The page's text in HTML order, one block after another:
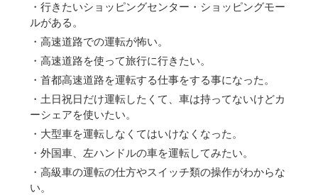
・行きたいショッピングセンター・ショッピングモー
ルがある。
・高速道路での運転が怖い。
・高速道路を使って旅行に行きたい。
・首都高速道路を運転する仕事をする事になった。
・土日祝日だけ運転したくて、車は持ってないけどカ
ーシェアを使いたい。
・大型車を運転しなくてはいけなくなった。
・外国車、左ハンドルの車を運転してみたい。
・高級車の運転の仕方やスイッチ類の操作がわからな
い。